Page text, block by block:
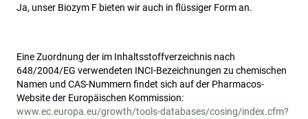
Ja, unser Biozym F bieten wir auch in flüssiger Form an.
Eine Zuordnung der im Inhaltsstoffverzeichnis nach
648/2004/EG verwendeten INCI-Bezeichnungen zu chemischen
Namen und CAS-Nummern findet sich auf der Pharmacos-
Website der Europäischen Kommission:
www.ec.europa.eu/growth/tools-databases/cosing/index.cfm?